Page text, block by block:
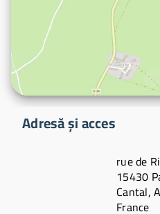
Adresă și acces
rue de
15430
Cantal,
France